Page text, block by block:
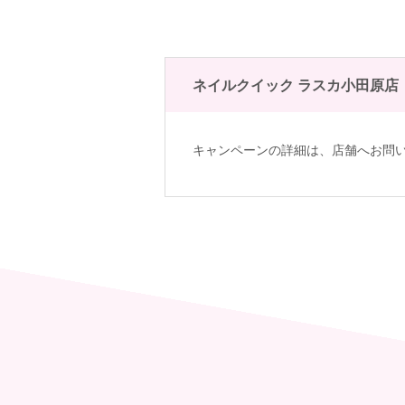
ネイルクイック ラスカ小田原店
キャンペーンの詳細は、 店舗へお問